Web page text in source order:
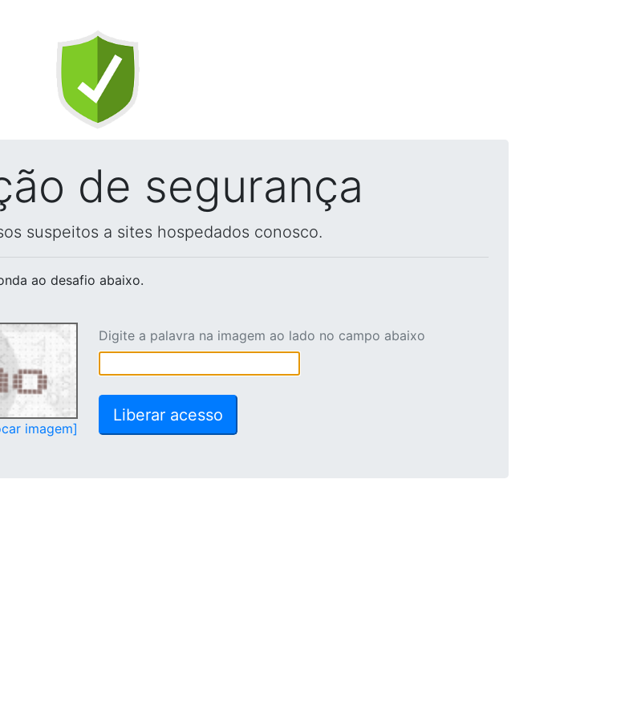
de segurança
suspeitos a sites hospedados conosco.
ao desafio abaixo.
imagem]
Digite a palavra na imagem ao lado no campo abaixo